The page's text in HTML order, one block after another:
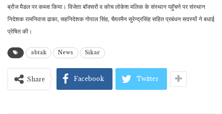
ब्रोंज मैडल पर कब्जा किया। विजेता बॉक्सरों व कोच लोकेश मलिक के संस्थान पहुॅचने पर संस्थान
निदेशक रामनिवास ढाका, सहनिदेशक गोपाल सिंह, चैयरमैन सुरेन्द्रसिंह सहित प्रबंधन सदस्यों ने बधाई
प्रेषित की।
abtak News Sikar
Share Facebook Twitter